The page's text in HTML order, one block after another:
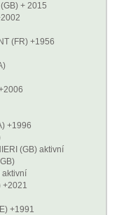
+ 2015
(FR) +1956
+1996
(GB) aktivní
aktivní
+2021
+1991